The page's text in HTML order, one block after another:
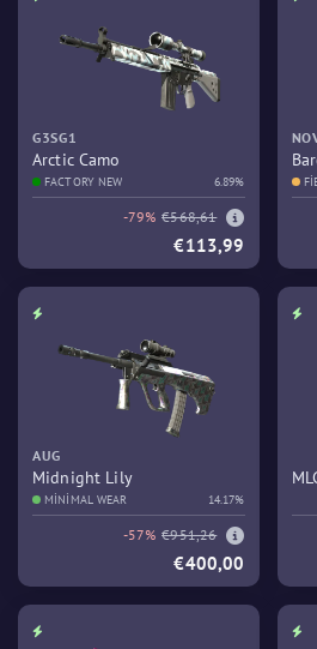
G3SG1
Arctic Camo
FACTORY NEW 6.89%
-79% €568,61
€113,99
AUG
Midnight Lily
MINIMAL WEAR 14.17%
-57% €951,26
€400,00